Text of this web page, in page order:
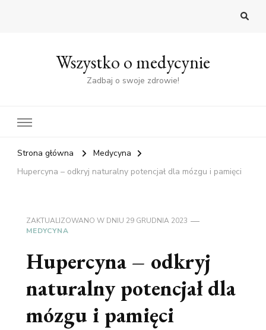
Wszystko o medycynie
Zadbaj o swoje zdrowie!
Strona główna
Medycyna
Hupercyna – odkryj naturalny potencjał dla mózgu i pamięci
ZAKTUALIZOWANO W DNIU 29 GRUDNIA 2023
MEDYCYNA
Hupercyna – odkryj
naturalny potencjał dla
mózgu i pamięci